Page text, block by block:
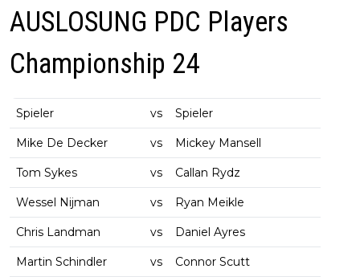
AUSLOSUNG PDC Players
Championship 24
Spieler vs Spieler
Mike De Decker vs Mickey Mansell
Tom Sykes vs Callan Rydz
Wessel Nijman vs Ryan Meikle
Chris Landman vs Daniel Ayres
Martin Schindler vs Connor Scutt